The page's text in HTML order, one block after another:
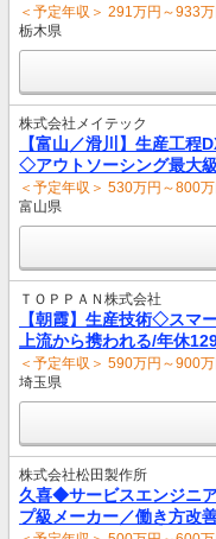
＜予定年収＞ 291万円～933万
栃木県
株式会社メイテック
【富山／滑川】生産工程
◇アウトソーシング最大
＜予定年収＞ 530万円～800万
富山県
ＴＯＰＰＡＮ株式会社
【朝霞】生産技術◇スマ
上流から携われる/年休
＜予定年収＞ 590万円～900万
埼玉県
株式会社松田製作所
久喜◆サービスエンジニ
プ級メーカー／働き方改